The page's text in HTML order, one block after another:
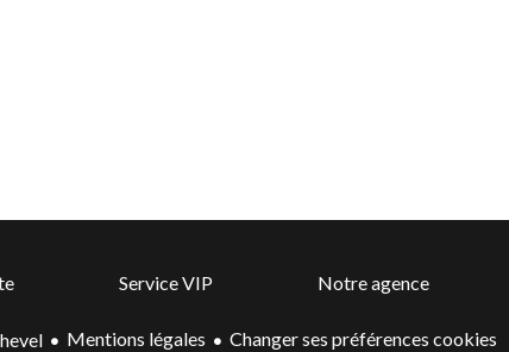
Service VIP Notre agence
Mentions légales Changer ses préférences cookies